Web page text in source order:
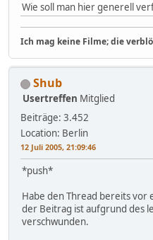
Wie soll man hier generell
Ich mag keine Filme; die
Shub
Usertreffen Mitglied
Beiträge: 3.452
Location: Berlin
12 Juli 2005, 21:09:46
*push*
Habe den Thread bereits vor
der Beitrag ist aufgrund des
verschwunden.